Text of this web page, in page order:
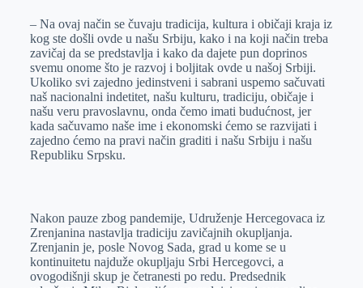
– Na ovaj način se čuvaju tradicija, kultura i običaji kraja iz
kog ste došli ovde u našu Srbiju, kako i na koji način treba
zavičaj da se predstavlja i kako da dajete pun doprinos
svemu onome što je razvoj i boljitak ovde u našoj Srbiji.
Ukoliko svi zajedno jedinstveni i sabrani uspemo sačuvati
naš nacionalni indetitet, našu kulturu, tradiciju, običaje i
našu veru pravoslavnu, onda čemo imati budućnost, jer
kada sačuvamo naše ime i ekonomski ćemo se razvijati i
zajedno ćemo na pravi način graditi i našu Srbiju i našu
Republiku Srpsku.
Nakon pauze zbog pandemije, Udruženje Hercegovaca iz
Zrenjanina nastavlja tradiciju zavičajnih okupljanja.
Zrenjanin je, posle Novog Sada, grad u kome se u
kontinuitetu najduže okupljaju Srbi Hercegovci, a
ovogodišnji skup je četranesti po redu. Predsednik